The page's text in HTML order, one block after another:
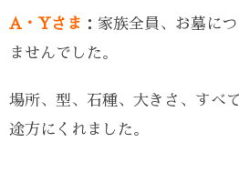
A・Yさま ：家族全員、お墓に
ませんでした。
場所、型、石種、大きさ、すべ
途方にくれました。